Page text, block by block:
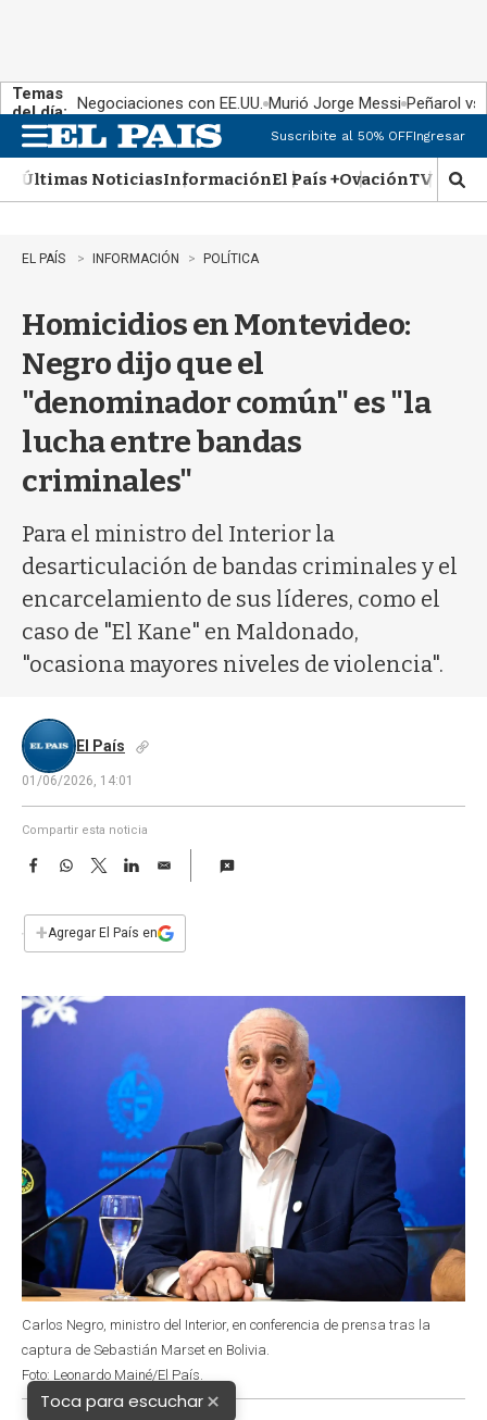
Temas
del día: Negociaciones con EE.UU. Murió Jorge Messi Peñarol
n
u
Suscribite al 50% OFFIngresar
Últimas NoticiasInformaciónEl País +OvaciónTV Show
M
o
EL PAÍS INFORMACIÓN POLÍTICA
Homicidios en Montevideo:
Negro dijo que el
"denominador común" es "la
lucha entre bandas
criminales"
Para el ministro del Interior la
desarticulación de bandas criminales y el
encarcelamiento de sus líderes, como el
caso de "El Kane" en Maldonado,
"ocasiona mayores niveles de violencia".
El País
01/06/2026, 14:01
Compartir esta noticia
F
e
b
k
W
s
p
T
w
t
L
E
i
l
+Agregar El País en
Carlos Negro, ministro del Interior, en conferencia de prensa tras la
captura de Sebastián Marset en Bolivia.
Foto: Leonardo Mainé/El País.
Toca para escuchar×